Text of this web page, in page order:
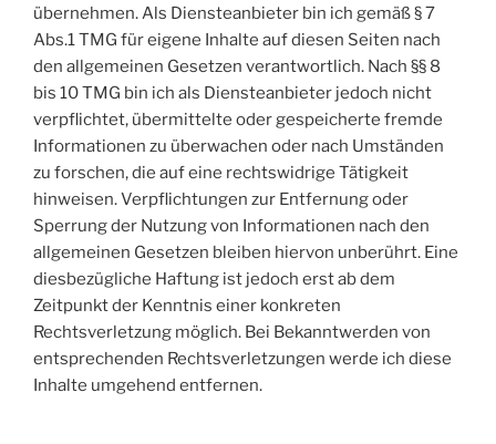
übernehmen. Als Diensteanbieter bin ich gemäß § 7
Abs.1 TMG für eigene Inhalte auf diesen Seiten nach
den allgemeinen Gesetzen verantwortlich. Nach §§ 8
bis 10 TMG bin ich als Diensteanbieter jedoch nicht
verpflichtet, übermittelte oder gespeicherte fremde
Informationen zu überwachen oder nach Umständen
zu forschen, die auf eine rechtswidrige Tätigkeit
hinweisen. Verpflichtungen zur Entfernung oder
Sperrung der Nutzung von Informationen nach den
allgemeinen Gesetzen bleiben hiervon unberührt. Eine
diesbezügliche Haftung ist jedoch erst ab dem
Zeitpunkt der Kenntnis einer konkreten
Rechtsverletzung möglich. Bei Bekanntwerden von
entsprechenden Rechtsverletzungen werde ich diese
Inhalte umgehend entfernen.